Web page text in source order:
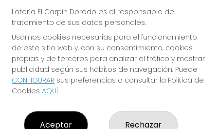
Sorteo del día 10-08-2026
PRÓXIMO BOTE MILLONARIO:
56.000.000€
JUGAR LA PRIMITIVA
Lotería El Carpín Dorado es el responsable del
tratamiento de sus datos personales.
Usamos cookies necesarias para el funcionamiento
de este sitio web y, con su consentimiento, cookies
propias y de terceros para analizar el tráfico y mostrar
publicidad según sus hábitos de navegación. Puede
CONFIGURAR sus preferencias o consultar la Política de
Cookies AQUÍ.
Aceptar Rechazar